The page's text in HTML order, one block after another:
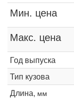
Мин. цена
Макс. цена
Год выпуска
Тип кузова
Длина, мм